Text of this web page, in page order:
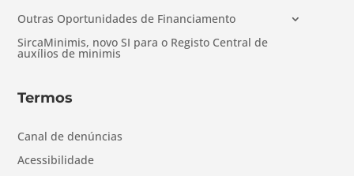
Outras Oportunidades de Financiamento
SircaMinimis, novo SI para o Registo Central de
auxílios de minimis
Termos
Canal de denúncias
Acessibilidade